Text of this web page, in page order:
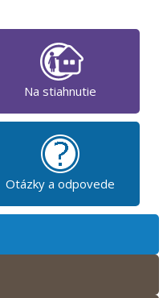
Na stiahnutie
Otázky a odpovede